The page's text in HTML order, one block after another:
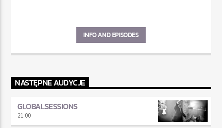
INFO AND EPISODES
NASTĘPNE AUDYCJE
GLOBALSESSIONS
21:00